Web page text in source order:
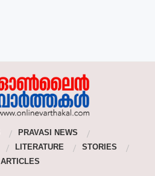
PRAVASI NEWS
LITERATURE
STORIES
ARTICLES